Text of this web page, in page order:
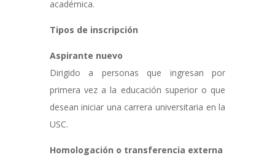
académica.
Tipos de inscripción
Aspirante nuevo
Dirigido a personas que ingresan por
primera vez a la educación superior o que
desean iniciar una carrera universitaria en la
USC.
Homologación o transferencia externa